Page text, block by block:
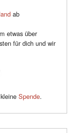
ab
etwas über
für dich und wir
Spende.